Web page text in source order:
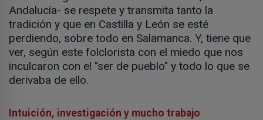
Andalucía- se respete y transmita tanto la
tradición y que en Castilla y León se esté
perdiendo, sobre todo en Salamanca. Y, tiene que
ver, según este folclorista con el miedo que nos
inculcaron con el "ser de pueblo" y todo lo que se
derivaba de ello.
Intuición, investigación y mucho trabajo